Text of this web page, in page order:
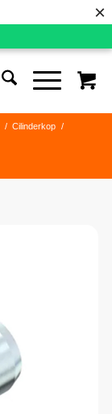
×
/ Cilinderkop
/